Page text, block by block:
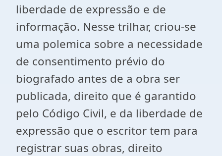
liberdade de expressão e de
informação. Nesse trilhar, criou-se
uma polemica sobre a necessidade
de consentimento prévio do
biografado antes de a obra ser
publicada, direito que é garantido
pelo Código Civil, e da liberdade de
expressão que o escritor tem para
registrar suas obras, direito